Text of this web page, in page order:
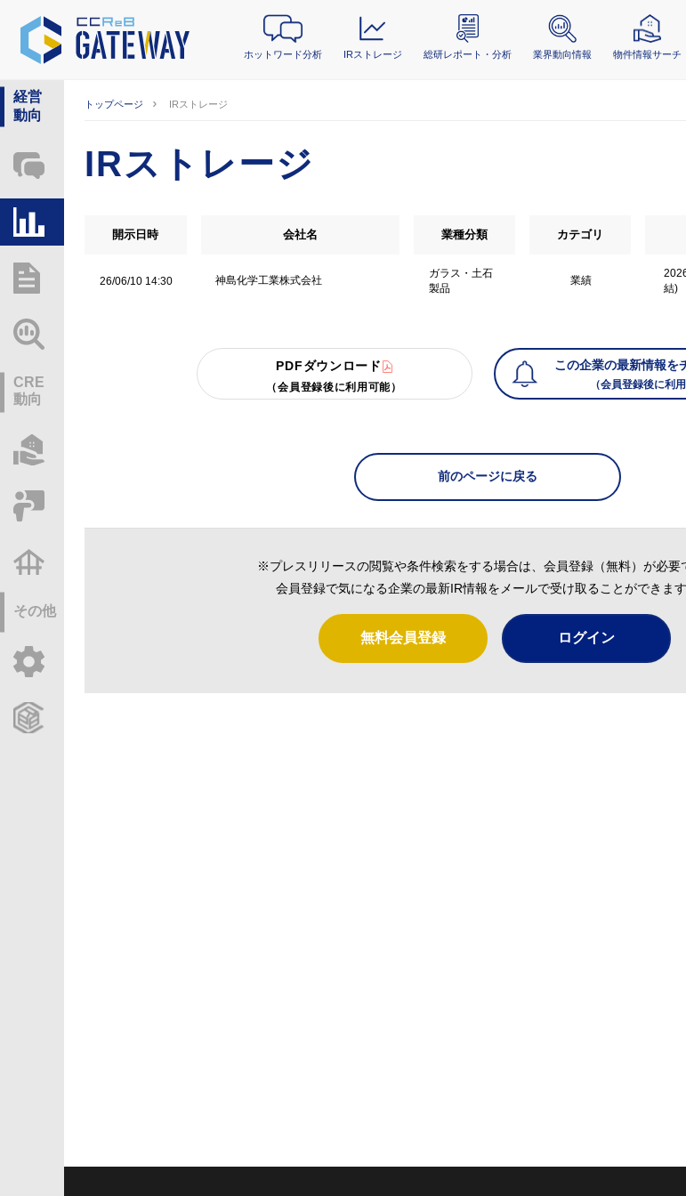
ホットワード分析 IRストレージ 総研レポート・分析 業界動向情報 物件情報サーチ
経営
動向
ホットワード分析
総研レポート・分析
CRE
動向
その他
トップページ IRストレージ
IRストレージ
開示日時 会社名 業種分類 カテゴリ
26/06/10 14:30 神島化学工業株式会社
ガラス・土石
製品
業績
結)
PDFダウンロード
（会員登録後に利用可能）
この企業の最新情報を
（会員登録後に利用
前のページに戻る
※プレスリリースの閲覧や条件検索をする場合は、会員登録（無料）が必要
会員登録で気になる企業の最新IR情報をメールで受け取ることができます
無料会員登録 ログイン